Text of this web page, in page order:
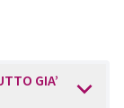
GIA’